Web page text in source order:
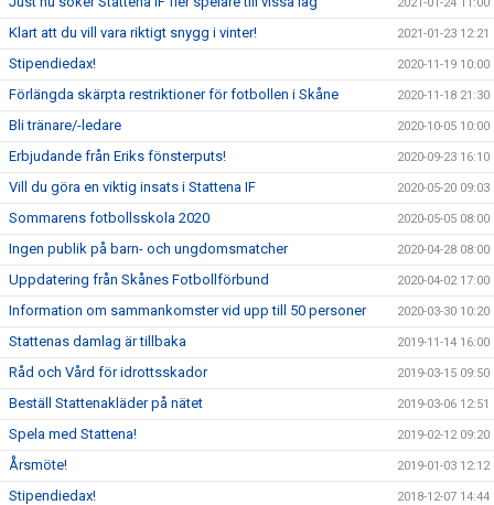
Klart att du vill vara riktigt snygg i vinter! 2021-01-23 12:21
Stipendiedax! 2020-11-19 10:00
Förlängda skärpta restriktioner för fotbollen i Skåne 2020-11-18 21:30
Bli tränare/-ledare 2020-10-05 10:00
Erbjudande från Eriks fönsterputs! 2020-09-23 16:10
Vill du göra en viktig insats i Stattena IF 2020-05-20 09:03
Sommarens fotbollsskola 2020 2020-05-05 08:00
Ingen publik på barn- och ungdomsmatcher 2020-04-28 08:00
Uppdatering från Skånes Fotbollförbund 2020-04-02 17:00
Information om sammankomster vid upp till 50 personer 2020-03-30 10:20
Stattenas damlag är tillbaka 2019-11-14 16:00
Råd och Vård för idrottsskador 2019-03-15 09:50
Beställ Stattenakläder på nätet 2019-03-06 12:51
Spela med Stattena! 2019-02-12 09:20
Årsmöte! 2019-01-03 12:12
Stipendiedax! 2018-12-07 14:44